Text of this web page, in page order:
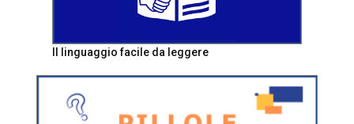
Il linguaggio facile da leggere